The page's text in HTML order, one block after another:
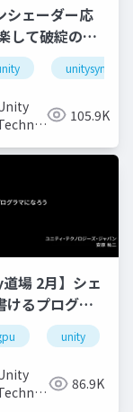
シェーダー応
して破綻のな
ラインを目指
unitysync
105.9K
場 2月】シェ
けるプログラ
う
unity
86.9K